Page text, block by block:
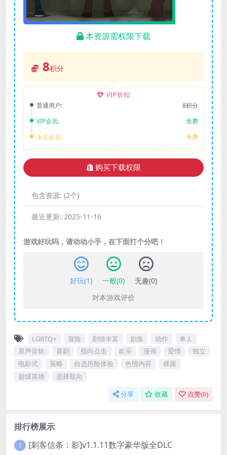
本资源需权限下载
8积分
VIP折扣
普通用户:
8积分
VIP会员:
免费
永久会员:
免费
购买下载权限
包含资源: (2个)
最近更新: 2025-11-16
游戏好玩吗，请动动小手，在下面打个分吧！
好玩(1) 一般(0) 无趣(0)
对本游戏评价
LGBTQ+ 冒险 剧情丰富 剧集 动作
单人
原声音轨
喜剧 指向点击 欢乐 漫画 爱情
独立
电影式
策略 自选历险体验 色情内容
裸露
超级英雄
选择取向
分享 收藏 点赞(0)
排行榜展示
1 [刺客信条：影]v1.1.11数字豪华版全DLC